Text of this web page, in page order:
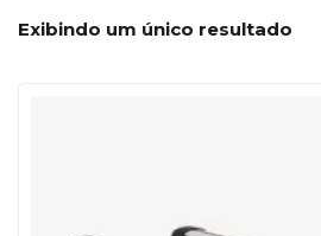
Exibindo um único resultado